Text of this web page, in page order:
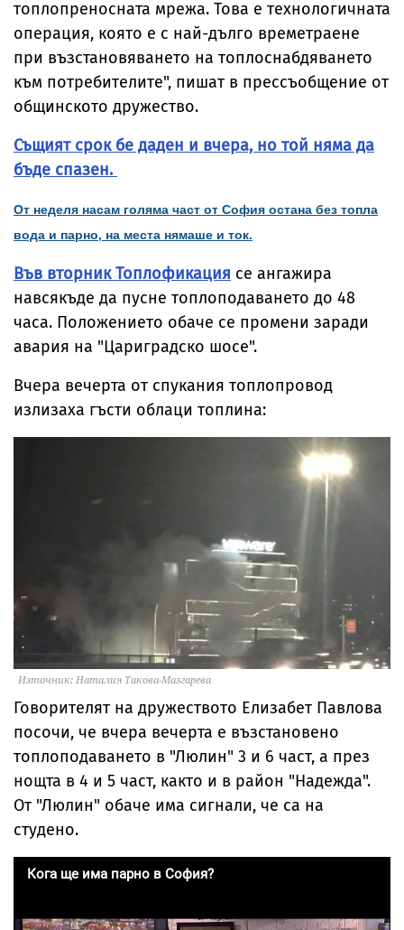
топлопреносната мрежа. Това е технологичната
операция, която е с най-дълго времетраене
при възстановяването на топлоснабдяването
към потребителите", пишат в прессъобщение от
общинското дружество.
Същият срок бе даден и вчера, но той няма да
бъде спазен.
От неделя насам голяма част от София остана без топла
вода и парно, на места нямаше и ток.
Във вторник Топлофикация се ангажира
навсякъде да пусне топлоподаването до 48
часа. Положението обаче се промени заради
авария на "Цариградско шосе".
Вчера вечерта от спукания топлопровод
излизаха гъсти облаци топлина:
Източник: Наталия Такова-Мазгарева
Говорителят на дружеството Елизабет Павлова
посочи, че вчера вечерта е възстановено
топлоподаването в "Люлин" 3 и 6 част, а през
нощта в 4 и 5 част, както и в район "Надежда".
От "Люлин" обаче има сигнали, че са на
студено.